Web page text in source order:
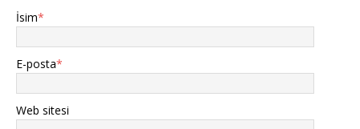
İsim*
E-posta*
Web sitesi